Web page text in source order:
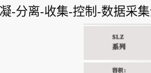
-分离-收集-控制-数据采集